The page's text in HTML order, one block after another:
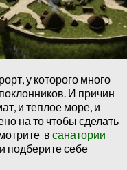
у которого много
И причин
и теплое море, и
на то чтобы сделать
в санатории
и подберите себе